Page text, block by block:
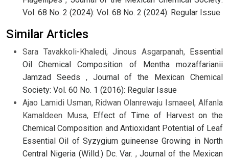
Vol. 68 No. 2 (2024): Vol. 68 No. 2 (2024): Regular Issue
Similar Articles
Sara Tavakkoli-Khaledi, Jinous Asgarpanah, Essential
Oil Chemical Composition of Mentha mozaffarianii
Jamzad Seeds , Journal of the Mexican Chemical
Society: Vol. 60 No. 1 (2016): Regular Issue
Ajao Lamidi Usman, Ridwan Olanrewaju Ismaeel, Alfanla
Kamaldeen Musa, Effect of Time of Harvest on the
Chemical Composition and Antioxidant Potential of Leaf
Essential Oil of Syzygium guineense Growing in North
Central Nigeria (Willd.) Dc. Var. ,Journal of the Mexican